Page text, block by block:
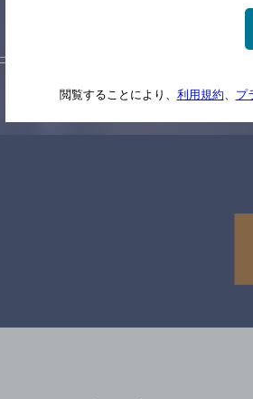
サイト
ーや営業時間などの掲載情報については、
閲覧することにより、 利用規約 プ